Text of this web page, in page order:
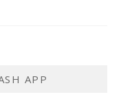
APP